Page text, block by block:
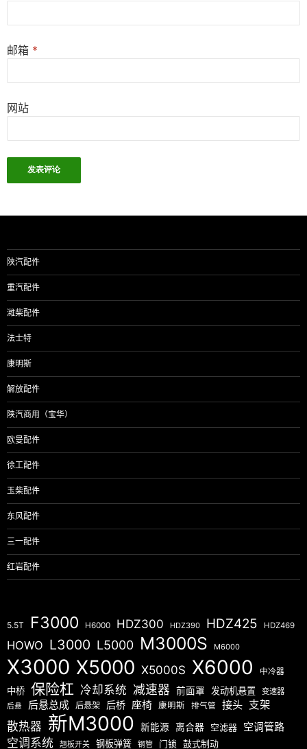
邮箱 *
网站
陕汽配件
重汽配件
潍柴配件
法士特
康明斯
解放配件
陕汽商用（宝华）
欧曼配件
徐工配件
玉柴配件
东风配件
三一配件
红岩配件
5.5T F3000 H6000 HDZ300 HDZ390 HDZ425 HDZ469
HOWO L3000 L5000 M3000S M6000
X3000 X5000 X5000S X6000 中冷器
中桥 保险杠 冷却系统 减速器 前面罩 发动机悬置 变速器
后悬 后悬总成 后悬架 后桥 座椅 康明斯 排气管 接头 支架
散热器 新M3000 新能源 离合器 空滤器 空调管路
空调系统 翘板开关 钢板弹簧 钢管 门锁 鼓式制动